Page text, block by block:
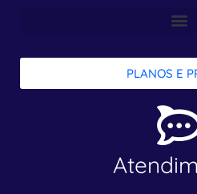
PLANOS E